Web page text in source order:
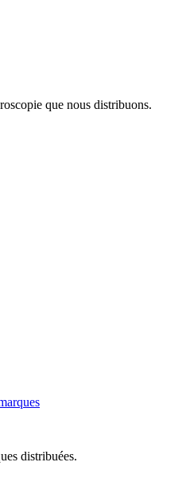
que nous distribuons.
distribuées.